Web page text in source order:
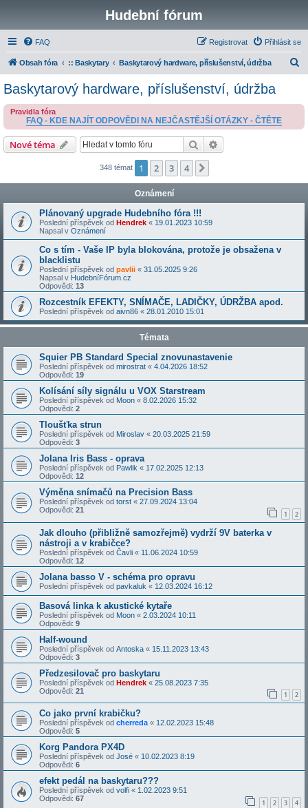
Hudební fórum
FAQ Přihlásit se
Registrovat
Obsah fóra :: Baskytary Baskytarový hardware, příslušenství, údržba
a
Baskytarový hardware, příslušenství, údržba
Pravidla fóra
FAQ - KDE NAJÍT ODPOVĚDI NA NEJČASTĚJŠÍ OTÁZKY - ČTĚTE
Nové téma Hledat
348 témat 1 2 3 4
Oznámení
Plánovaný upgrade Hudebního fóra !!!
Poslední příspěvek od Hendrek « 19.01.2023 10:59
Napsal v Oznámení
Co s tím - Vaše IP byla blokována, protože je obsažena v
blacklistu
Poslední příspěvek od pavlii « 31.05.2025 9:26
Napsal v HudebníFórum.cz
Odpovědi: 13
Rozcestník EFEKTY, SNÍMAČE, LADIČKY, ÚDRŽBA apod.
Poslední příspěvek od aivn86 « 28.01.2010 15:01
Témata
Squier PB Standard Special znovunastavenie
Poslední příspěvek od mirostrat « 4.04.2026 18:52
Odpovědi: 19
Kolísání síly signálu u VOX Starstream
Poslední příspěvek od Moon « 8.02.2026 15:32
Odpovědi: 2
Tloušťka strun
Poslední příspěvek od Miroslav « 20.03.2025 21:59
Odpovědi: 3
Jolana Iris Bass - oprava
Poslední příspěvek od Pawlik « 17.02.2025 12:13
Odpovědi: 12
Výměna snímačů na Precision Bass
Poslední příspěvek od torst « 27.09.2024 13:04
Odpovědi: 21 1 2
Jak dlouho (přibližně samozřejmě) vydrží 9V baterka v
nástroji a v krabičce?
Poslední příspěvek od Čavli « 11.06.2024 10:59
Odpovědi: 12
Jolana basso V - schéma pro opravu
Poslední příspěvek od pavkaluk « 12.03.2024 16:12
Basová linka k akustické kytaře
Poslední příspěvek od Moon « 2.03.2024 10:11
Odpovědi: 9
Half-wound
Poslední příspěvek od Antoska « 15.11.2023 13:43
Odpovědi: 3
Předzesilovač pro baskytaru
Poslední příspěvek od Hendrek « 25.08.2023 7:35
Odpovědi: 21 1 2
Co jako první krabičku?
Poslední příspěvek od cherreda « 12.02.2023 15:48
Odpovědi: 5
Korg Pandora PX4D
Poslední příspěvek od José « 10.02.2023 8:19
Odpovědi: 6
efekt pedál na baskytaru???
Poslední příspěvek od volfi « 1.02.2023 9:51
Odpovědi: 67 1 2 3 4